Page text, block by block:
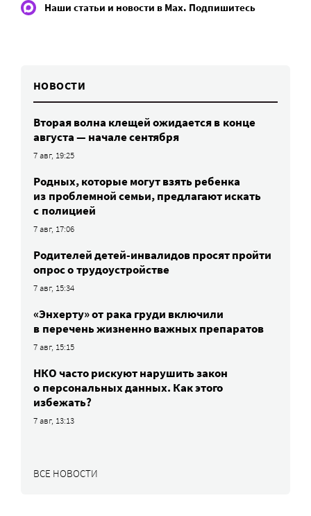
Наши статьи и новости в Max. Подпишитесь
НОВОСТИ
Вторая волна клещей ожидается в конце
августа — начале сентября
7 авг, 19:25
Родных, которые могут взять ребенка
из проблемной семьи, предлагают искать
с полицией
7 авг, 17:06
Родителей детей-инвалидов просят пройти
опрос о трудоустройстве
7 авг, 15:34
«Энхерту» от рака груди включили
в перечень жизненно важных препаратов
7 авг, 15:15
НКО часто рискуют нарушить закон
о персональных данных. Как этого
избежать?
7 авг, 13:13
ВСЕ НОВОСТИ